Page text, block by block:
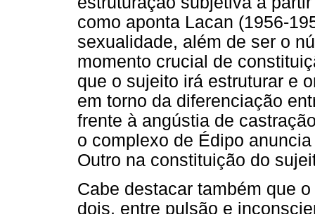
como aponta Lacan (1956-
sexualidade, além de ser o
momento crucial de
que o sujeito irá estruturar e
em torno da diferenciação
frente à angústia de
o complexo de Édipo
Outro na constituição do
Cabe destacar também que
dois, entre pulsão e